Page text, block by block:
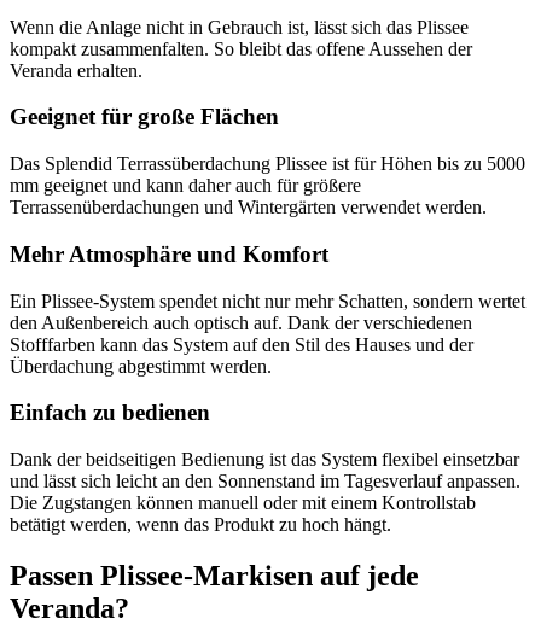
Wenn die Anlage nicht in Gebrauch ist, lässt sich das Plissee
kompakt zusammenfalten. So bleibt das offene Aussehen der
Veranda erhalten.
Geeignet für große Flächen
Das Splendid Terrassüberdachung Plissee ist für Höhen bis zu 5000
mm geeignet und kann daher auch für größere
Terrassenüberdachungen und Wintergärten verwendet werden.
Mehr Atmosphäre und Komfort
Ein Plissee-System spendet nicht nur mehr Schatten, sondern wertet
den Außenbereich auch optisch auf. Dank der verschiedenen
Stofffarben kann das System auf den Stil des Hauses und der
Überdachung abgestimmt werden.
Einfach zu bedienen
Dank der beidseitigen Bedienung ist das System flexibel einsetzbar
und lässt sich leicht an den Sonnenstand im Tagesverlauf anpassen.
Die Zugstangen können manuell oder mit einem Kontrollstab
betätigt werden, wenn das Produkt zu hoch hängt.
Passen Plissee-Markisen auf jede
Veranda?